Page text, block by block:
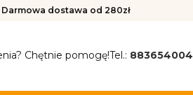
Darmowa dostawa od 280zł
Chętnie pomogę!Tel.: 883654004